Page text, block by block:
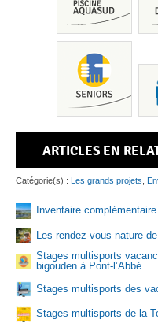
ARTICLES EN
Catégorie(s) : Les grands projets
Inventaire
Les rendez-vous nature
Stages multisports
bigouden à Pont-l’Abbé
Stages multisports des
Stages multisports de la